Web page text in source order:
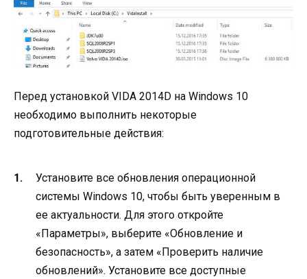
Перед установкой VIDA 2014D на Windows 10
необходимо выполнить некоторые
подготовительные действия:
Установите все обновления операционной
системы Windows 10, чтобы быть уверенным в
ее актуальности. Для этого откройте
«Параметры», выберите «Обновление и
безопасность», а затем «Проверить наличие
обновлений». Установите все доступные